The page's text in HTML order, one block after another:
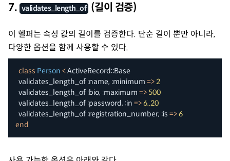
7. validates_length_of (길이 검증)
이 헬퍼는 속성 값의 길이를 검증한다. 단순 길이 뿐만 아니라,
다양한 옵션을 함께 사용할 수 있다.
class Person < ActiveRecord::Base
  validates_length_of
:name, :minimum =>2
  validates_length_of
:bio, :maximum => 500
  validates_length_of
:password, :in =>6..20
  validates_length_of
:registration_number, :is =>6
end